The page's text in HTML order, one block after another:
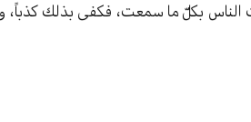
الناس بكلّ ما سمعت، فكفى بذلك كذباً،